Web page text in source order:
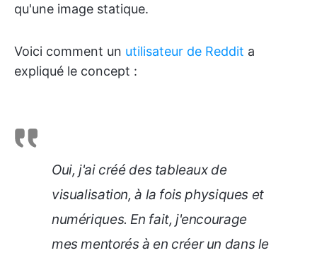
qu'une image statique.
Voici comment un utilisateur de Reddit a
expliqué le concept :
Oui, j'ai créé des tableaux de
visualisation, à la fois physiques et
numériques. En fait, j'encourage
mes mentorés à en créer un dans le